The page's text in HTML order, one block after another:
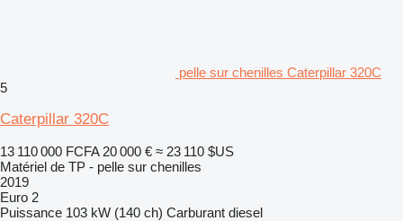
pelle sur chenilles Caterpillar 320C
5
Caterpillar 320C
13 110 000 FCFA 20 000 € ≈ 23 110 $US
Matériel de TP - pelle sur chenilles
2019
Euro 2
Puissance 103 kW (140 ch) Carburant diesel